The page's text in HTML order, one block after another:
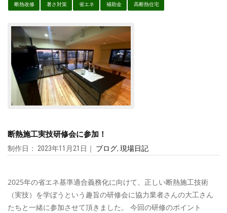
断熱改修 暑さ対策 省エネ 補助金 高断熱住宅
断熱施工実技研修会に参加！
制作日： 2023年11月21日｜ ブログ, 現場日記
2025年の省エネ基準適合義務化に向けて、正しい断熱施工技術
（実技）を学ぼうという趣旨の研修会に協力業者さんの大工さん
たちと一緒に参加させて頂きました。 今回の研修のポイント